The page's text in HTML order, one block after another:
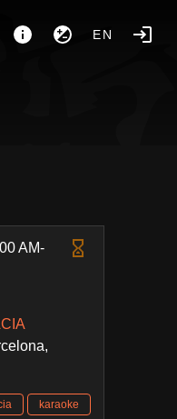
EN
AM-
karaoke